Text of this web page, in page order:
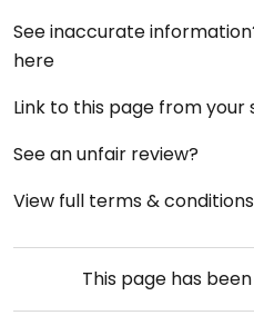
See inaccurate
here
Link to this page from your
See an unfair review?
View full terms & conditions
This page has